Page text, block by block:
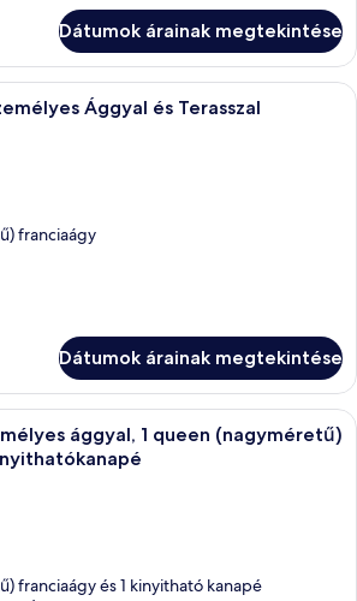
Dátumok árainak megtekintése
Egy szállodai szoba, amelyben egy
Ággyal és Terasszal
franciaágy
Dátumok árainak megtekintése
Egy gondosan megterített ágy,
ággyal, 1 queen (nagyméretű)
franciaágy és 1 kinyitható kanapé